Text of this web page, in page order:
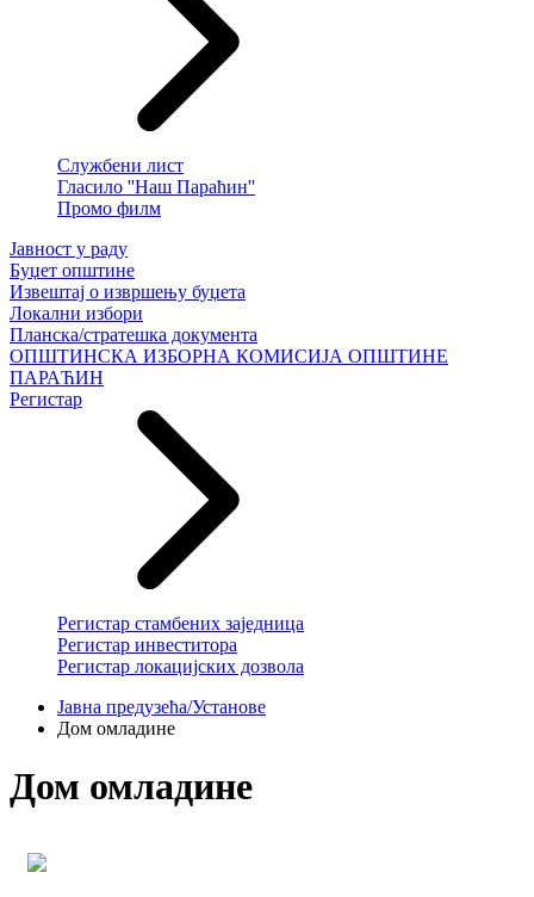
Службени лист
Гласило ''Наш Параћин''
Промо филм
Јавност у раду
Буџет општине
Извештај о извршењу буџета
Локални избори
Планска/стратешка документа
ОПШТИНСКА ИЗБОРНА КОМИСИЈА ОПШТИНЕ
ПАРАЋИН
Регистар
Регистар стамбених заједница
Регистар инвеститора
Регистар локацијских дозвола
Јавна предузећа/Установе
Дом омладине
Дом омладине